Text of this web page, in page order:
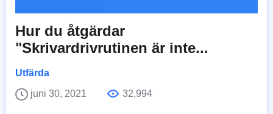
Hur du åtgärdar
"Skrivardrivrutinen är inte...
Utfärda
juni 30, 2021
32,994